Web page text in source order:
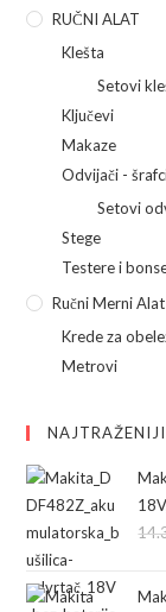
RUČNI ALAT
Klešta
Setovi
Ključevi
Makaze
Odvijači -
Setovi
Stege
Testere i
Ručni Merni Alat
Krede za
Metrovi